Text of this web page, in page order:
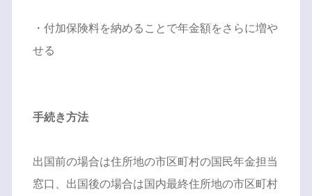
・付加保険料を納めることで年金額をさらに増や
せる
手続き方法
出国前の場合は住所地の市区町村の国民年金担当
窓口、出国後の場合は国内最終住所地の市区町村